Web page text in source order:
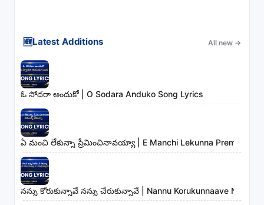
🆕Latest Additions All new →
ఓ సోదరా అందుకో | O Sodara Anduko Song Lyrics
ఏ మంచి లేకున్నా ప్రేమించినావయ్యా | E Manchi Lekunna
నన్ను కోరుకున్నావే నన్ను చేరుకున్నావే | Nannu Korukunnaave Nannu